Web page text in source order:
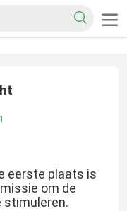
eerste plaats is
om de
stimuleren.